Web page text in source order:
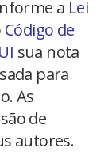
a Lei
Código de
sua nota
para
As
de
autores.